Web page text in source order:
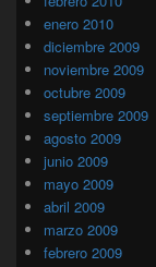
enero 2010
diciembre 2009
noviembre 2009
octubre 2009
septiembre 2009
agosto 2009
junio 2009
mayo 2009
abril 2009
marzo 2009
febrero 2009